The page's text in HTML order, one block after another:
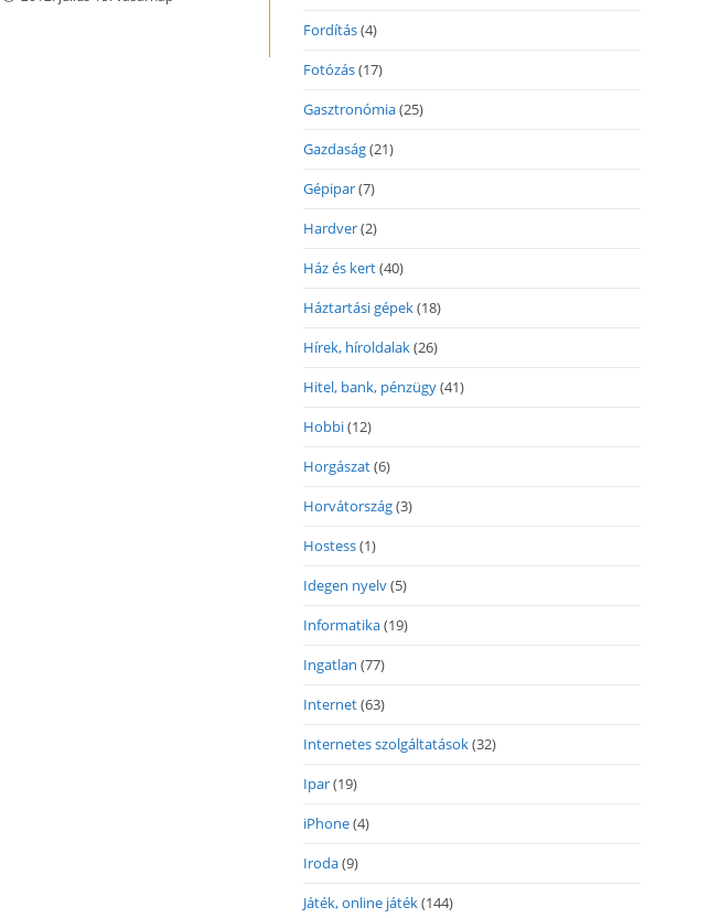
Fordítás(4)
Fotózás(17)
Gasztronómia(25)
Gazdaság(21)
Gépipar(7)
Hardver(2)
Ház és kert(40)
Háztartási gépek(18)
Hírek, híroldalak(26)
Hitel, bank, pénzügy(41)
Hobbi(12)
Horgászat(6)
Horvátország(3)
Hostess(1)
Idegen nyelv(5)
Informatika(19)
Ingatlan (77)
Internet(63)
Internetes szolgáltatások(32)
Ipar(19)
iPhone(4)
Iroda(9)
Játék, online játék(144)